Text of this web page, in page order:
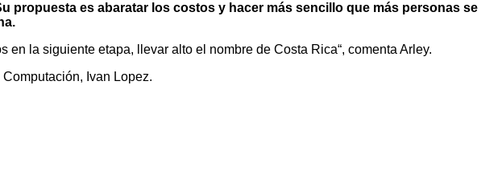
propuesta es abaratar los costos y hacer más sencillo que más personas se
la siguiente etapa, llevar alto el nombre de Costa Rica“, comenta Arley.
Ivan Lopez.